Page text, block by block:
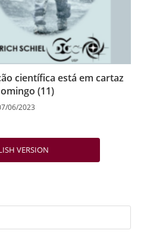
científica está em cartaz
(11)
06/2023
VERSION